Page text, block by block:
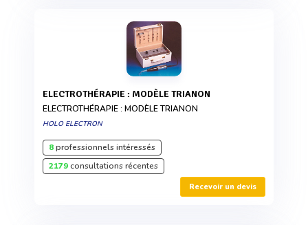
ELECTROTHÉRAPIE : MODÈLE TRIANON
ELECTROTHÉRAPIE : MODÈLE TRIANON
HOLO ELECTRON
8professionnels intéressés
2179consultations récentes
Recevoir un devis